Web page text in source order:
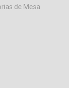
de Mesa